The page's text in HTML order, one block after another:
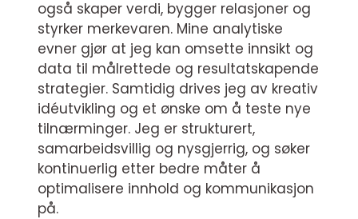
også skaper verdi, bygger relasjoner og
styrker merkevaren. Mine analytiske
evner gjør at jeg kan omsette innsikt og
data til målrettede og resultatskapende
strategier. Samtidig drives jeg av kreativ
idéutvikling og et ønske om å teste nye
tilnærminger. Jeg er strukturert,
samarbeidsvillig og nysgjerrig, og søker
kontinuerlig etter bedre måter å
optimalisere innhold og kommunikasjon
på.